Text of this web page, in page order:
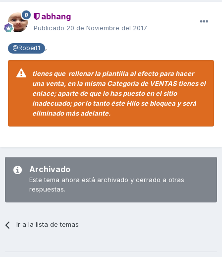
abhang
Publicado 20 de Noviembre del 2017
@Robert1 ,
tienes que rellenar la plantilla al efecto para hacer
una venta, en la misma Categoría de VENTAS tienes el
enlace; aparte de que lo has puesto en el sitio
inadecuado; por lo tanto éste Hilo se bloquea y será
eliminado más adelante.
Archivado
Este tema ahora está archivado y cerrado a otras
respuestas.
Ir a la lista de temas